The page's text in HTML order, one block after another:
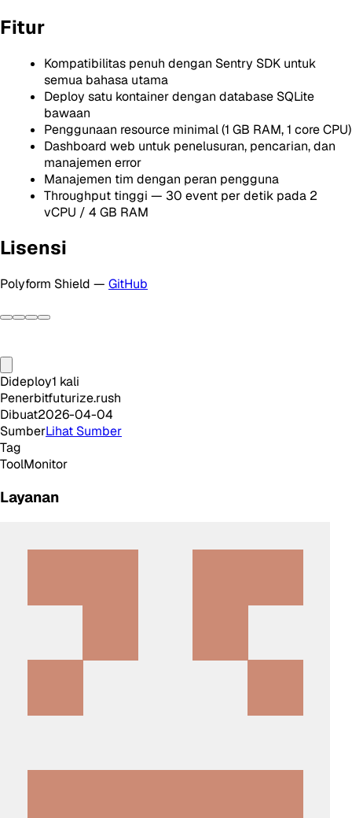
Fitur
Kompatibilitas penuh dengan Sentry SDK untuk
semua bahasa utama
Deploy satu kontainer dengan database SQLite
bawaan
Penggunaan resource minimal (1 GB RAM, 1 core CPU)
Dashboard web untuk penelusuran, pencarian, dan
manajemen error
Manajemen tim dengan peran pengguna
Throughput tinggi — 30 event per detik pada 2
vCPU / 4 GB RAM
Lisensi
Polyform Shield — GitHub
Dideploy1 kali
Penerbitfuturize.rush
Dibuat2026-04-04
SumberLihat Sumber
Tag
ToolMonitor
Layanan